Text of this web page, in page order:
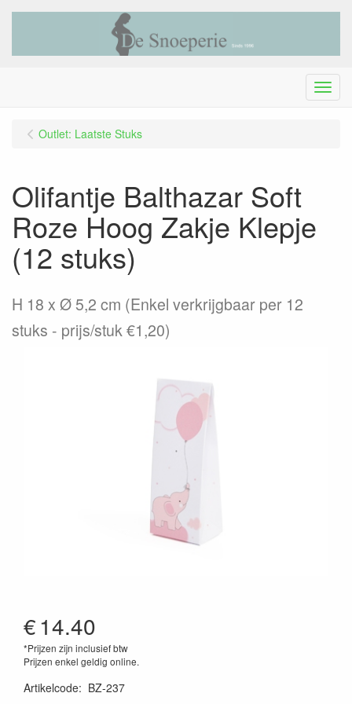
Menu
Outlet: Laatste Stuks
Olifantje Balthazar Soft
Roze Hoog Zakje Klepje
(12 stuks)
H 18 x Ø 5,2 cm (Enkel verkrijgbaar per 12
stuks - prijs/stuk €1,20)
€14.40
*Prijzen zijn inclusief btw
Prijzen enkel geldig online.
Artikelcode: BZ-237